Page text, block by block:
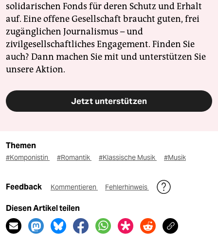
solidarischen Fonds für deren Schutz und Erhalt
auf. Eine offene Gesellschaft braucht guten, frei
zugänglichen Journalismus – und
zivilgesellschaftliches Engagement. Finden Sie
auch? Dann machen Sie mit und unterstützen Sie
unsere Aktion.
Jetzt unterstützen
Themen
#Komponistin #Romantik #Klassische Musik #Musik
Feedback Kommentieren Fehlerhinweis
Diesen Artikel teilen